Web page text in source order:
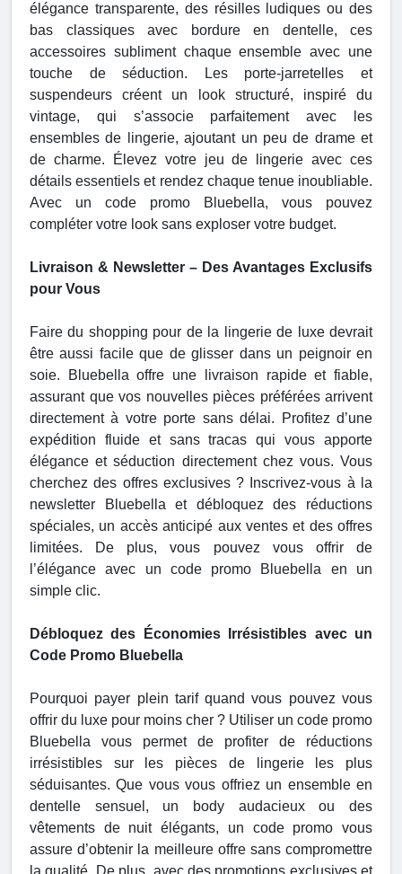
élégance transparente, des résilles ludiques ou des
bas classiques avec bordure en dentelle, ces
accessoires subliment chaque ensemble avec une
touche de séduction. Les porte-jarretelles et
suspendeurs créent un look structuré, inspiré du
vintage, qui s’associe parfaitement avec les
ensembles de lingerie, ajoutant un peu de drame et
de charme. Élevez votre jeu de lingerie avec ces
détails essentiels et rendez chaque tenue inoubliable.
Avec un code promo Bluebella, vous pouvez
compléter votre look sans exploser votre budget.
Livraison & Newsletter – Des Avantages Exclusifs
pour Vous
Faire du shopping pour de la lingerie de luxe devrait
être aussi facile que de glisser dans un peignoir en
soie. Bluebella offre une livraison rapide et fiable,
assurant que vos nouvelles pièces préférées arrivent
directement à votre porte sans délai. Profitez d’une
expédition fluide et sans tracas qui vous apporte
élégance et séduction directement chez vous. Vous
cherchez des offres exclusives ? Inscrivez-vous à la
newsletter Bluebella et débloquez des réductions
spéciales, un accès anticipé aux ventes et des offres
limitées. De plus, vous pouvez vous offrir de
l’élégance avec un code promo Bluebella en un
simple clic.
Débloquez des Économies Irrésistibles avec un
Code Promo Bluebella
Pourquoi payer plein tarif quand vous pouvez vous
offrir du luxe pour moins cher ? Utiliser un code promo
Bluebella vous permet de profiter de réductions
irrésistibles sur les pièces de lingerie les plus
séduisantes. Que vous vous offriez un ensemble en
dentelle sensuel, un body audacieux ou des
vêtements de nuit élégants, un code promo vous
assure d’obtenir la meilleure offre sans compromettre